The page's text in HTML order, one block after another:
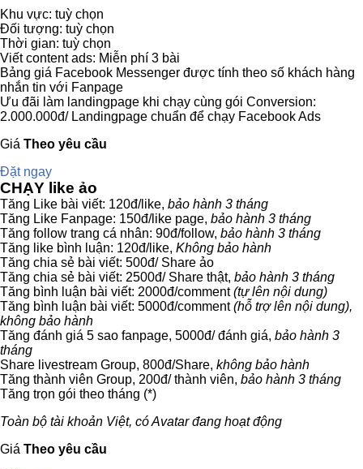
Khu vực: tuỳ chọn
Đối tượng: tuỳ chọn
Thời gian: tuỳ chọn
Viết content ads: Miễn phí 3 bài
Bảng giá Facebook Messenger được tính theo số khách hàng
nhắn tin với Fanpage
Ưu đãi làm landingpage khi chạy cùng gói Conversion:
2.000.000đ/ Landingpage chuẩn để chạy Facebook Ads
Giá Theo yêu cầu
Đặt ngay
CHẠY like ảo
Tăng Like bài viết: 120đ/like, bảo hành 3 tháng
Tăng Like Fanpage: 150đ/like page, bảo hành 3 tháng
Tăng follow trang cá nhân: 90đ/follow, bảo hành 3 tháng
Tăng like bình luận: 120đ/like, Không bảo hành
Tăng chia sẻ bài viết: 500đ/ Share ảo
Tăng chia sẻ bài viết: 2500đ/ Share thật, bảo hành 3 tháng
Tăng bình luận bài viết: 2000đ/comment(tự lên nội dung)
Tăng bình luận bài viết: 5000đ/comment(hỗ trợ lên nội dung),
không bảo hành
Tăng đánh giá 5 sao fanpage, 5000đ/ đánh giá, bảo hành 3
tháng
Share livestream Group, 800đ/Share, không bảo hành
Tăng thành viên Group, 200đ/ thành viên, bảo hành 3 tháng
Tăng trọn gói theo tháng (*)
Toàn bộ tài khoản Việt, có Avatar đang hoạt động
Giá Theo yêu cầu